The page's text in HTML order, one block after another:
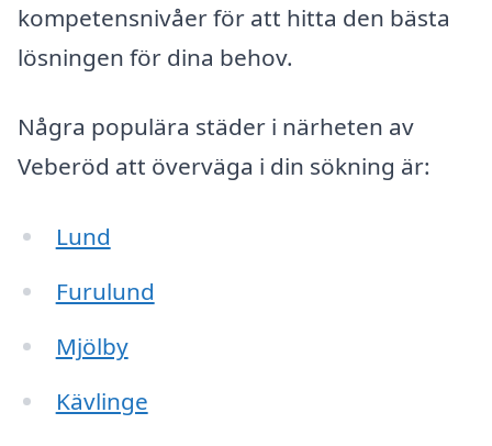
kompetensnivåer för att hitta den bästa
lösningen för dina behov.
Några populära städer i närheten av
Veberöd att överväga i din sökning är:
Lund
Furulund
Mjölby
Kävlinge